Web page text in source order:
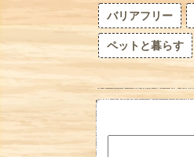
バリアフリー
ペットと暮らす